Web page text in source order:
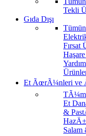
Tekli
Gıda Dışı
Fırsat
Et ÃœrÃ¼nleri ve
Et
&
Salam